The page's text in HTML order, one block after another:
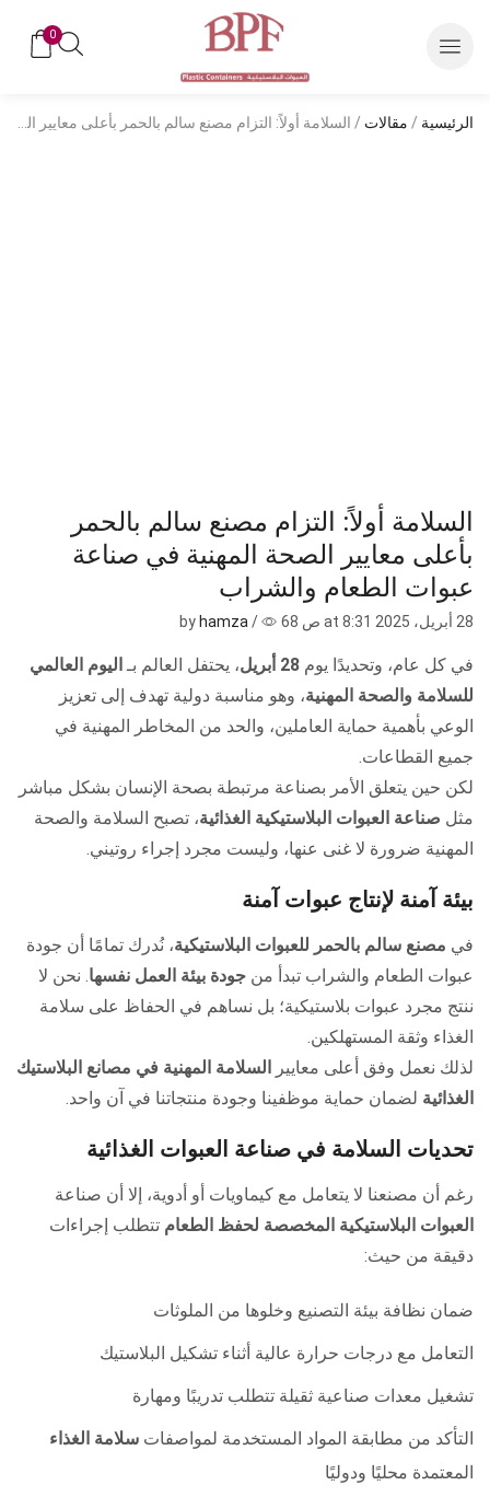
0
الرئيسية / مقالات / السلامة أولاً: التزام مصنع سالم بالحمر بأعلى معايير الصحة المهنية في صناعة عبوات الطعام والشراب
السلامة أولاً: التزام مصنع سالم بالحمر
بأعلى معايير الصحة المهنية في صناعة
عبوات الطعام والشراب
28 أبريل، 2025 hamza / 68
في كل عام، وتحديدًا يوم 28 أبريل ، يحتفل العالم بـ اليوم العالمي
للسلامة والصحة المهنية، وهو مناسبة دولية تهدف إلى تعزيز
الوعي بأهمية حماية العاملين، والحد من المخاطر المهنية في
جميع القطاعات.
لكن حين يتعلق الأمر بصناعة مرتبطة بصحة الإنسان بشكل مباشر
مثل صناعة العبوات البلاستيكية الغذائية، تصبح السلامة والصحة
المهنية ضرورة لا غنى عنها، وليست مجرد إجراء روتيني.
بيئة آمنة لإنتاج عبوات آمنة
في مصنع سالم بالحمر للعبوات البلاستيكية، نُدرك تمامًا أن جودة
عبوات الطعام والشراب تبدأ من جودة بيئة العمل نفسها. نحن لا
ننتج مجرد عبوات بلاستيكية؛ بل نساهم في الحفاظ على سلامة
الغذاء وثقة المستهلكين.
لذلك نعمل وفق أعلى معايير السلامة المهنية في مصانع البلاستيك
الغذائية لضمان حماية موظفينا وجودة منتجاتنا في آن واحد.
تحديات السلامة في صناعة العبوات الغذائية
رغم أن مصنعنا لا يتعامل مع كيماويات أو أدوية، إلا أن صناعة
العبوات البلاستيكية المخصصة لحفظ الطعام تتطلب إجراءات
دقيقة من حيث:
ضمان نظافة بيئة التصنيع وخلوها من الملوثات
التعامل مع درجات حرارة عالية أثناء تشكيل البلاستيك
تشغيل معدات صناعية ثقيلة تتطلب تدريبًا ومهارة
التأكد من مطابقة المواد المستخدمة لمواصفات سلامة الغذاء
المعتمدة محليًا ودوليًا